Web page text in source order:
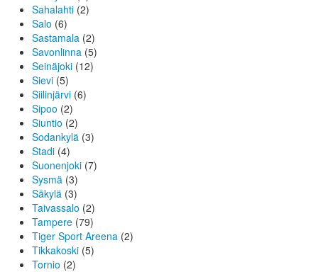
Sahalahti (2)
Salo (6)
Sastamala (2)
Savonlinna (5)
Seinäjoki (12)
Sievi (5)
Siilinjärvi (6)
Sipoo (2)
Siuntio (2)
Sodankylä (3)
Stadi (4)
Suonenjoki (7)
Sysmä (3)
Säkylä (3)
Taivassalo (2)
Tampere (79)
Tiger Sport Areena (2)
Tikkakoski (5)
Tornio (2)